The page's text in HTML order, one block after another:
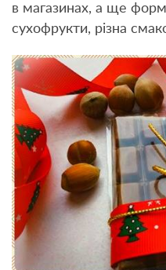
в магазинах, а ще
сухофрукти, різна